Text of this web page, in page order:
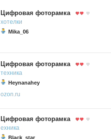
Цифровая фоторамка
хотелки
Mika_06
Цифровая фоторамка
техника
Heynanahey
ozon.ru
Цифровая фоторамка
ехника
Black_star